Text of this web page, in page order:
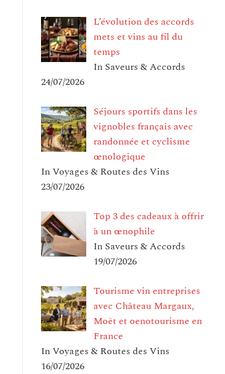
L’évolution des accords
mets et vins au fil du
temps
In Saveurs & Accords
24/07/2026
Séjours sportifs dans les
vignobles français avec
randonnée et cyclisme
œnologique
In Voyages & Routes des Vins
23/07/2026
Top 3 des cadeaux à offrir
à un œnophile
In Saveurs & Accords
19/07/2026
Tourisme vin entreprises
avec Château Margaux,
Moët et oenotourisme en
France
In Voyages & Routes des Vins
16/07/2026